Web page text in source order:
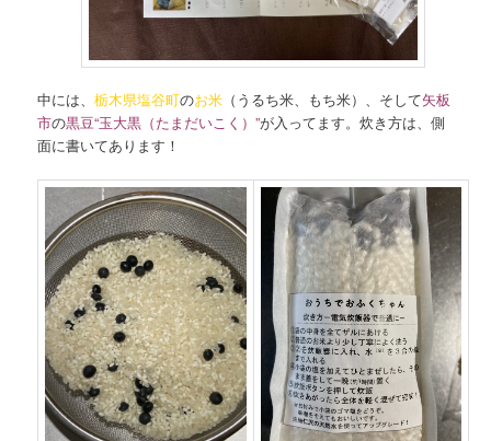
中には、栃木県塩谷町のお米 （うるち米、もち米）、そして矢板
市の黒豆“玉大黒（たまだいこく）”が入ってます。炊き方は、側
面に書いてあります！